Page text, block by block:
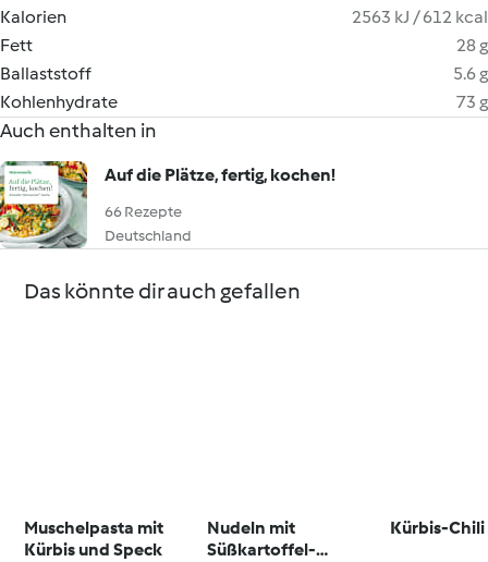
Kalorien
2563 kJ / 612 kcal
Fett
28 g
Ballaststoff
5.6 g
Kohlenhydrate
73 g
Auch enthalten in
Auf die Plätze, fertig, kochen!
66 Rezepte
Deutschland
Das könnte dir auch gefallen
Muschelpasta mit
Kürbis und Speck
Nudeln mit
Süßkartoffel-
Kürbis-Chili